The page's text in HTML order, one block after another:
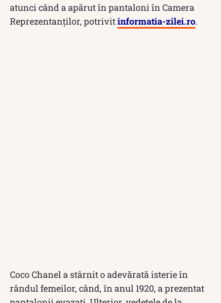
atunci când a apărut în pantaloni în Camera
Reprezentanților, potrivitinformatia-zilei.ro.
Coco Chanel a stârnit o adevărată isterie în
rândul femeilor, când, în anul 1920, a prezentat